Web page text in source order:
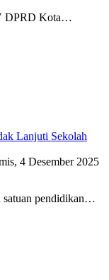
DPRD Kota…
Lanjuti Sekolah
4 Desember 2025
satuan pendidikan…